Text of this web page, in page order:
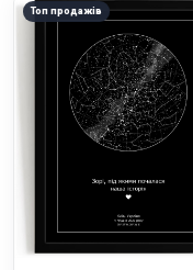
Топ продажів